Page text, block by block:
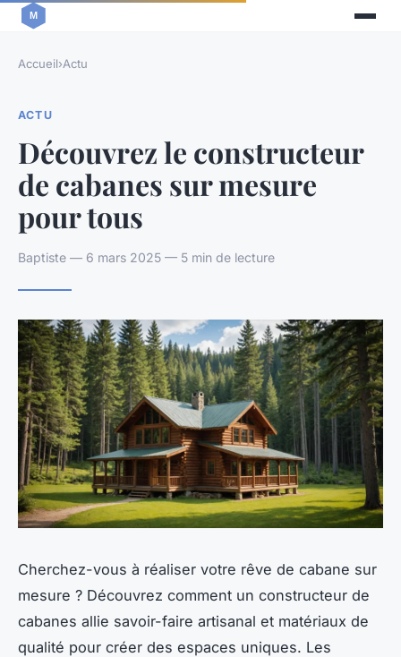
Accueil›Actu
ACTU
Découvrez le constructeur
de cabanes sur mesure
pour tous
Baptiste — 6 mars 2025 — 5 min de lecture
Cherchez-vous à réaliser votre rêve de cabane sur
mesure ? Découvrez comment un constructeur de
cabanes allie savoir-faire artisanal et matériaux de
qualité pour créer des espaces uniques. Les